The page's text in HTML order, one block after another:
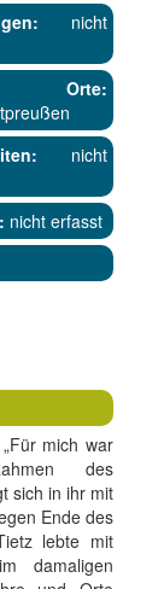
nicht
Orte:
nicht
nicht erfasst
mich war
des
sich in ihr mit
Ende des
lebte mit
damaligen